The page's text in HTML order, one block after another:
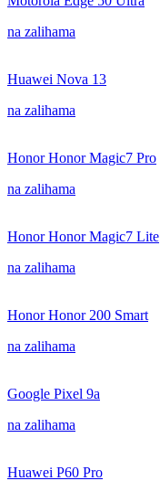
na zalihama
Huawei Nova 13
na zalihama
Honor Honor Magic7 Pro
na zalihama
Honor Honor Magic7 Lite
na zalihama
Honor Honor 200 Smart
na zalihama
Google Pixel 9a
na zalihama
Huawei P60 Pro